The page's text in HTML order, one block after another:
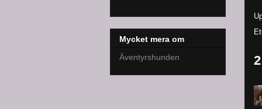
Mycket mera om
Äventyrshunden